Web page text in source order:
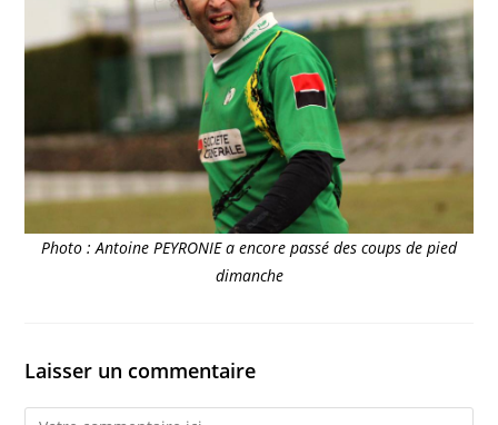
Photo : Antoine PEYRONIE a encore passé des coups de pied
dimanche
Laisser un commentaire